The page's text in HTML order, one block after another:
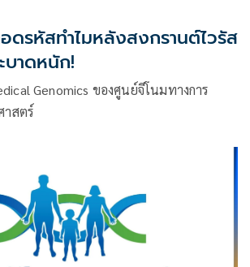
ดรหัสทำไมหลังสงกรานต์ไวรัส
บาดหนัก!
Genomics ของศูนย์จีโนมทางการ
สตร์